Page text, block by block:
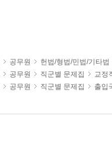
공무원
헌법/형법/민법/기타법
공무원 직군별 문제집
교정
공무원 직군별 문제집 출입